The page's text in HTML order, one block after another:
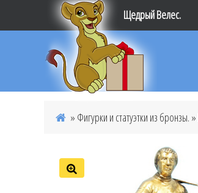
Щедрый Велес.
» Фигурки и статуэтки из бронзы. »